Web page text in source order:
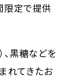
限定で提供
、黒糖などを
れてきたお